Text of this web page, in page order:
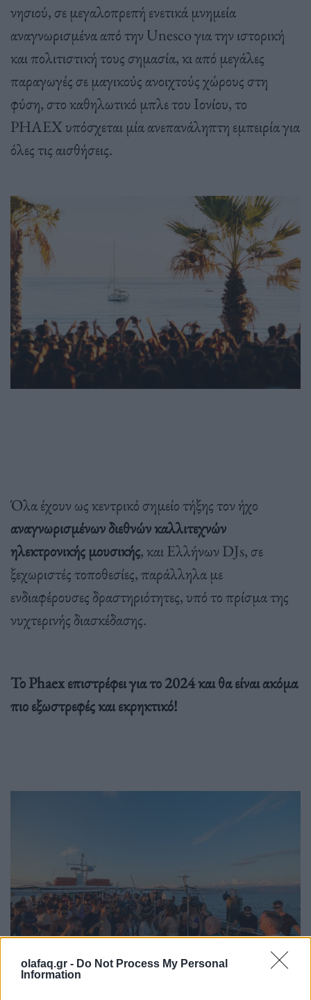
olafaq.gr - Do Not Process My Personal
Information
νησιού, σε μεγαλοπρεπή ενετικά μνημεία
αναγνωρισμένα από την Unesco για την ιστορική
και πολιτιστική τους σημασία, κι από μεγάλες
παραγωγές σε μαγικούς ανοιχτούς χώρους στη
φύση, στο καθηλωτικό μπλε του Ιονίου, το
PHAEX υπόσχεται μία ανεπανάληπτη εμπειρία για
όλες τις αισθήσεις.
Όλα έχουν ως κεντρικό σημείο τήξης τον ήχο
αναγνωρισμένων διεθνών καλλιτεχνών
ηλεκτρονικής μουσικής, και Ελλήνων DJs, σε
ξεχωριστές τοποθεσίες, παράλληλα με
ενδιαφέρουσες δραστηριότητες, υπό το πρίσμα της
νυχτερινής διασκέδασης.
Το Phaex επιστρέφει για το 2024 και θα είναι ακόμα
πιο εξωστρεφές και εκρηκτικό!